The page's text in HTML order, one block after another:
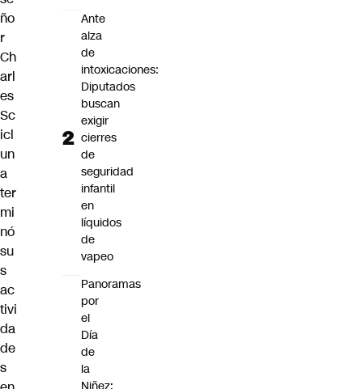
ño
r
Ch
arl
es
Sc
icl
un
a
ter
mi
nó
su
s
ac
tivi
da
de
s
Ante
alza
de
intoxicaciones:
Diputados
buscan
exigir
cierres
de
seguridad
infantil
en
líquidos
de
vapeo
Panoramas
por
el
Día
de
la
Niñez: